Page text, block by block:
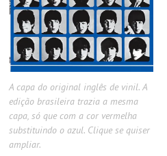
A capa do original inglês de vinil. A
edição brasileira trazia a mesma
capa, só que com a cor vermelha
substituindo o azul. Clique se quiser
ampliar.